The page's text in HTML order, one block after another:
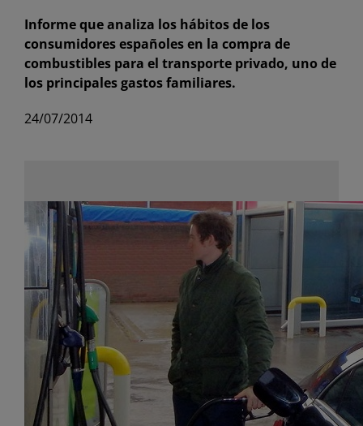
Informe que analiza los hábitos de los
consumidores españoles en la compra de
combustibles para el transporte privado, uno de
los principales gastos familiares.
24/07/2014